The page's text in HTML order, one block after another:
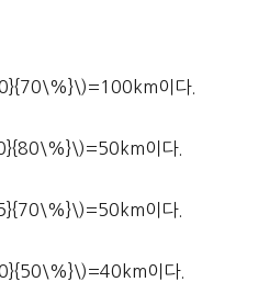
이다.
이다.
이다.
이다.